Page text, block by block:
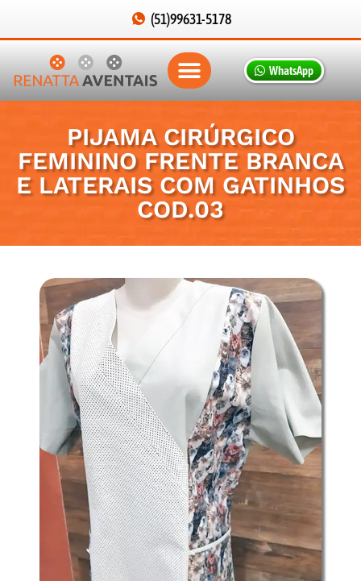
(51)99631-5178
WhatsApp
PIJAMA CIRÚRGICO
FEMININO FRENTE BRANCA
E LATERAIS COM GATINHOS
COD.03